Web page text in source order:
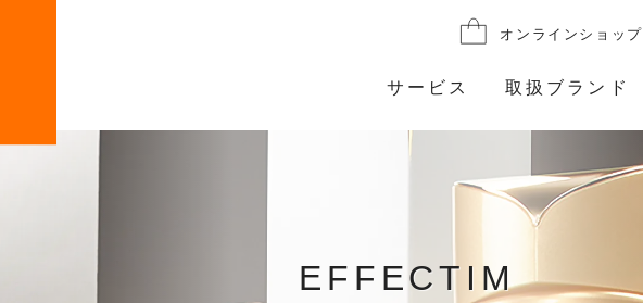
サービス 取扱ブランド
オンラインショップ
EFFECTIM